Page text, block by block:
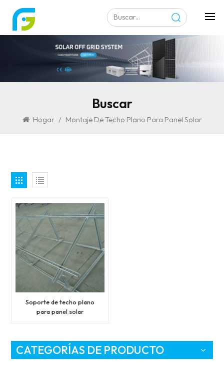
Buscar
Hogar / Montaje De Techo Plano Para Panel Solar
Soporte de techo plano
para panel solar
CATEGORÍAS DE PRODUCTO